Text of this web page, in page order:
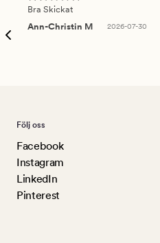
Bra Skickat
Ann-Christin M
2026-07-30
Följ oss
Facebook
Instagram
LinkedIn
Pinterest